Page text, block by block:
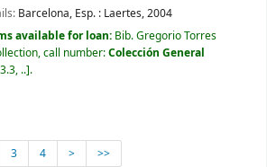
Barcelona, Esp. : Laertes,2004
available for loan: Bib. Gregorio Torres
call number:Colección General
.. .
3 4 > >>